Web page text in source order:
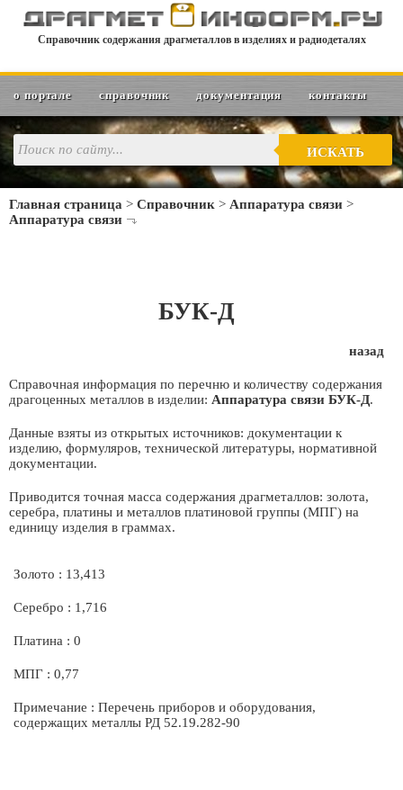
Справочник содержания драгметаллов в изделиях и радиодеталях
о портале справочник документация контакты
ИСКАТЬ
Главная страница > Справочник > Аппаратура связи >
Аппаратура связи
БУК-Д
назад
Справочная информация по перечню и количеству содержания
драгоценных металлов в изделии: Аппаратура связи БУК-Д.
Данные взяты из открытых источников: документации к
изделию, формуляров, технической литературы, нормативной
документации.
Приводится точная масса содержания драгметаллов: золота,
серебра, платины и металлов платиновой группы (МПГ) на
единицу изделия в граммах.
Золото : 13,413
Серебро : 1,716
Платина : 0
МПГ : 0,77
Примечание : Перечень приборов и оборудования,
содержащих металлы РД 52.19.282-90